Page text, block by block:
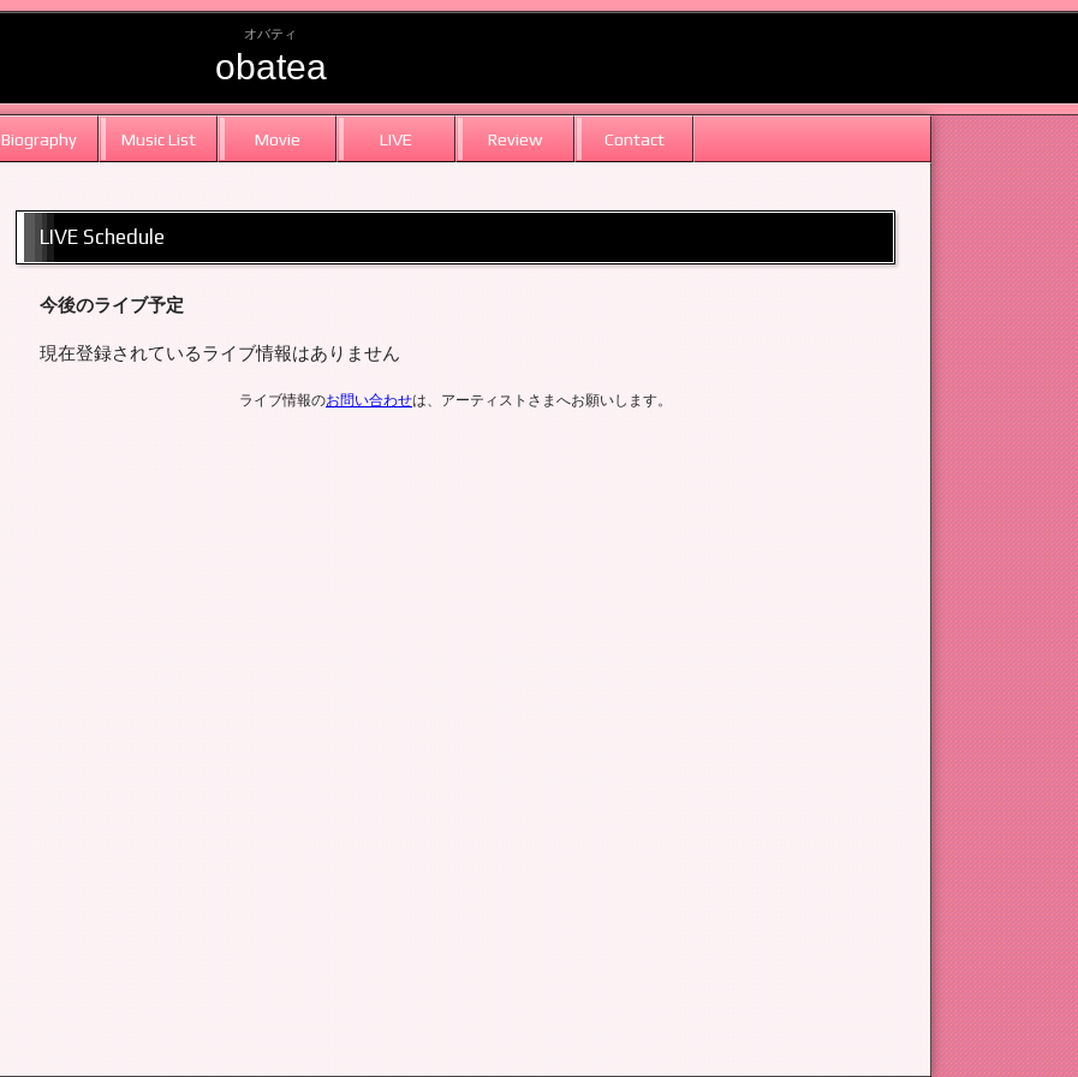
オバティ
obatea
Biography Music List Movie LIVE Review Contact
LIVE Schedule
今後のライブ予定
現在登録されているライブ情報はありません
ライブ情報のお問い合わせは、アーティストさまへお願いします。